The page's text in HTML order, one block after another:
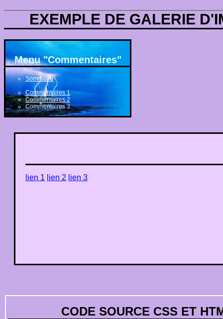
EXEMPLE DE GALERIE
Menu "Commentaires"
Sommaire
Commentaires 1
Commentaires 2
Commentaires 3
lien 1 lien 2 lien 3
CODE SOURCE CSS ET